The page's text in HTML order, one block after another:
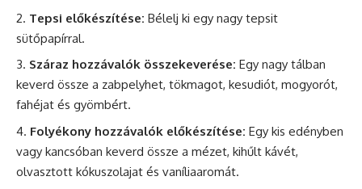
Tepsi előkészítése: Bélelj ki egy nagy tepsit
sütőpapírral.
Száraz hozzávalók összekeverése: Egy nagy tálban
keverd össze a zabpelyhet, tökmagot, kesudiót, mogyorót,
fahéjat és gyömbért.
Folyékony hozzávalók előkészítése: Egy kis edényben
vagy kancsóban keverd össze a mézet, kihűlt kávét,
olvasztott kókuszolajat és vaníliaaromát.